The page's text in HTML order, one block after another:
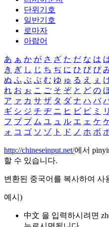
단위기호
일반기호
로마자
아랍어
あ ぁ か が さ ざ た だ な は
き ぎ し じ ち ぢ に ひ び ぴ
ぬ ふ ぶ ぷ む ゆ ゅ る え ぇ
れ お ぉ こ ご そ ぞ と ど の
ア ァ カ サ ザ タ ダ ナ ハ バ
ギ シ ジ チ ヂ ニ ヒ ビ ピ ミ リ
フ ブ プ ム ユ ュ ル エ ェ ケ
ォ コ ゴ ソ ゾ ト ド ノ ホ ボ
http://chineseinput.net/에서
할 수 있습니다.
변환된 중국어를 복사하여 사
예시)
中文 을 입력하시려면